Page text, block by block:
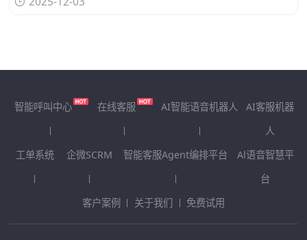
智能呼叫中心 在线客服 AI智能语音机器人
AI客服机器
人
工单系统
企微SCRM 智能客服Agent编排平台
Al语音智慧平
台
客户案例
关于我们 免费试用